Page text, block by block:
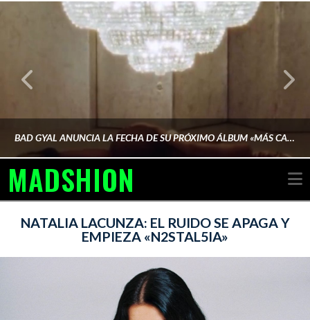
BAD GYAL ANUNCIA LA FECHA DE SU PRÓXIMO ÁLBUM «MÁS CARA»
MADSHION
NATALIA LACUNZA: EL RUIDO SE APAGA Y
EMPIEZA «N2STAL5IA»